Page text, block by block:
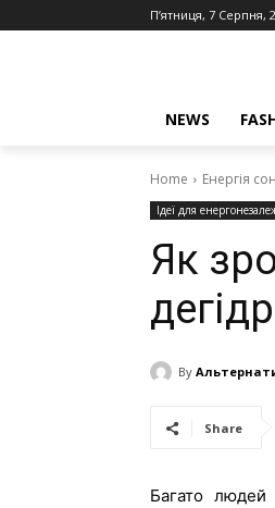
П’ятниця, 7 Серпня,
NEWS
Home Енергія
Ідеї для
Як
By
Share
Багато